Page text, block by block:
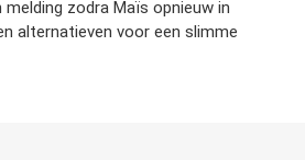
zodra Maïs opnieuw in
alternatieven voor een slimme